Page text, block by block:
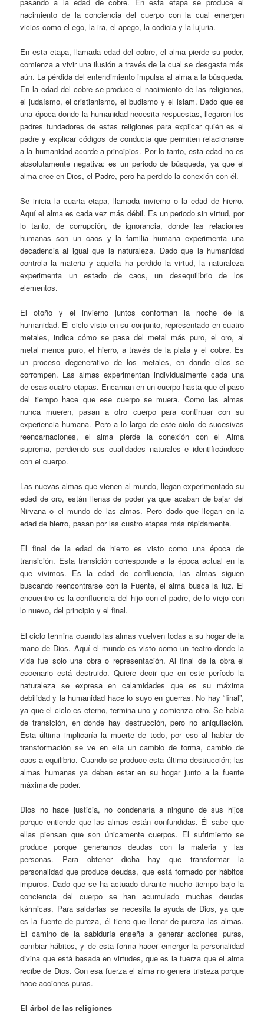
nacimiento de la conciencia del cuerpo con la cual emergen
vicios como el ego, la ira, el apego, la codicia y la lujuria.
En esta etapa, llamada edad del cobre, el alma pierde su poder,
comienza a vivir una ilusión a través de la cual se desgasta más
aún. La pérdida del entendimiento impulsa al alma a la búsqueda.
En la edad del cobre se produce el nacimiento de las religiones,
el judaísmo, el cristianismo, el budismo y el islam. Dado que es
una época donde la humanidad necesita respuestas, llegaron los
padres fundadores de estas religiones para explicar quién es el
padre y explicar códigos de conducta que permiten relacionarse
a la humanidad acorde a principios. Por lo tanto, esta edad no es
absolutamente negativa: es un periodo de búsqueda, ya que el
alma cree en Dios, el Padre, pero ha perdido la conexión con él.
Se inicia la cuarta etapa, llamada invierno o la edad de hierro.
Aquí el alma es cada vez más débil. Es un periodo sin virtud, por
lo tanto, de corrupción, de ignorancia, donde las relaciones
humanas son un caos y la familia humana experimenta una
decadencia al igual que la naturaleza. Dado que la humanidad
controla la materia y aquella ha perdido la virtud, la naturaleza
experimenta un estado de caos, un desequilibrio de los
elementos.
El otoño y el invierno juntos conforman la noche de la
humanidad. El ciclo visto en su conjunto, representado en cuatro
metales, indica cómo se pasa del metal más puro, el oro, al
metal menos puro, el hierro, a través de la plata y el cobre. Es
un proceso degenerativo de los metales, en donde ellos se
corrompen. Las almas experimentan individualmente cada una
de esas cuatro etapas. Encarnan en un cuerpo hasta que el paso
del tiempo hace que ese cuerpo se muera. Como las almas
nunca mueren, pasan a otro cuerpo para continuar con su
experiencia humana. Pero a lo largo de este ciclo de sucesivas
reencarnaciones, el alma pierde la conexión con el Alma
suprema, perdiendo sus cualidades naturales e identificándose
con el cuerpo.
Las nuevas almas que vienen al mundo, llegan experimentado su
edad de oro, están llenas de poder ya que acaban de bajar del
Nirvana o el mundo de las almas. Pero dado que llegan en la
edad de hierro, pasan por las cuatro etapas más rápidamente.
El final de la edad de hierro es visto como una época de
transición. Esta transición corresponde a la época actual en la
que vivimos. Es la edad de confluencia, las almas siguen
buscando reencontrarse con la Fuente, el alma busca la luz. El
encuentro es la confluencia del hijo con el padre, de lo viejo con
lo nuevo, del principio y el final.
El ciclo termina cuando las almas vuelven todas a su hogar de la
mano de Dios. Aquí el mundo es visto como un teatro donde la
vida fue solo una obra o representación. Al final de la obra el
escenario está destruido. Quiere decir que en este período la
naturaleza se expresa en calamidades que es su máxima
debilidad y la humanidad hace lo suyo en guerras. No hay “final”,
ya que el ciclo es eterno, termina uno y comienza otro. Se habla
de transición, en donde hay destrucción, pero no aniquilación.
Esta última implicaría la muerte de todo, por eso al hablar de
transformación se ve en ella un cambio de forma, cambio de
caos a equilibrio. Cuando se produce esta última destrucción; las
almas humanas ya deben estar en su hogar junto a la fuente
máxima de poder.
Dios no hace justicia, no condenaría a ninguno de sus hijos
porque entiende que las almas están confundidas. Él sabe que
ellas piensan que son únicamente cuerpos. El sufrimiento se
produce porque generamos deudas con la materia y las
personas. Para obtener dicha hay que transformar la
personalidad que produce deudas, que está formado por hábitos
impuros. Dado que se ha actuado durante mucho tiempo bajo la
conciencia del cuerpo se han acumulado muchas deudas
kármicas. Para saldarlas se necesita la ayuda de Dios, ya que
es la fuente de pureza, él tiene que llenar de pureza las almas.
El camino de la sabiduría enseña a generar acciones puras,
cambiar hábitos, y de esta forma hacer emerger la personalidad
divina que está basada en virtudes, que es la fuerza que el alma
recibe de Dios. Con esa fuerza el alma no genera tristeza porque
hace acciones puras.
El árbol de las religiones